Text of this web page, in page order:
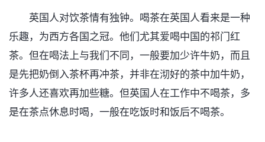
英国人对饮茶情有独钟。喝茶在英国人看来是一种
乐趣，为西方各国之冠。他们尤其爱喝中国的祁门红
茶。但在喝法上与我们不同，一般要加少许牛奶，而且
是先把奶倒入茶杯再冲茶，并非在沏好的茶中加牛奶，
许多人还喜欢再加些糖。但英国人在工作中不喝茶，多
是在茶点休息时喝，一般在吃饭时和饭后不喝茶。